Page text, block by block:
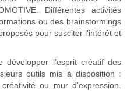
Différentes activités
ou des brainstormings
pour susciter l’intérêt et
l’esprit créatif des
outils mis à disposition :
ou mur d’expression.